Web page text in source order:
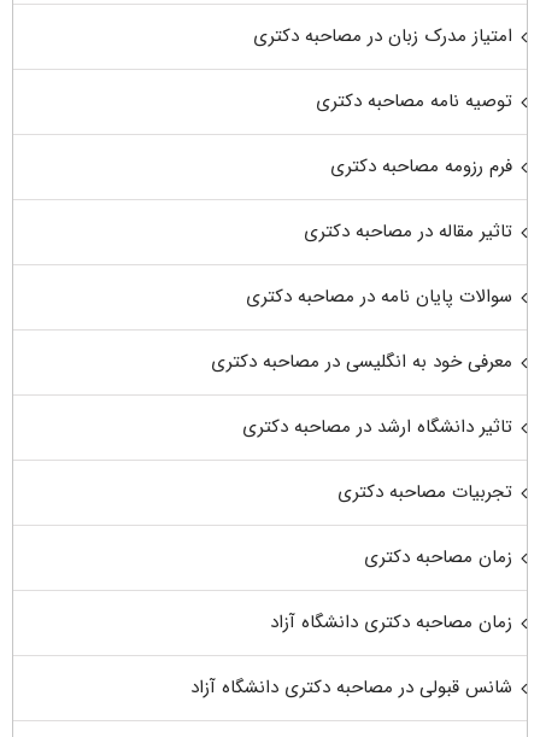
امتیاز مدرک زبان در مصاحبه دکتری
توصیه نامه مصاحبه دکتری
فرم رزومه مصاحبه دکتری
تاثیر مقاله در مصاحبه دکتری
سوالات پایان نامه در مصاحبه دکتری
معرفی خود به انگلیسی در مصاحبه دکتری
تاثیر دانشگاه ارشد در مصاحبه دکتری
تجربیات مصاحبه دکتری
زمان مصاحبه دکتری
زمان مصاحبه دکتری دانشگاه آزاد
شانس قبولی در مصاحبه دکتری دانشگاه آزاد